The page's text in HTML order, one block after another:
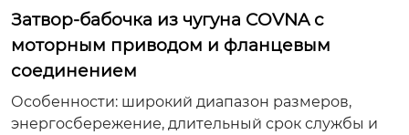
Затвор-бабочка из чугуна COVNA с
моторным приводом и фланцевым
соединением
Особенности: широкий диапазон размеров,
энергосбережение, длительный срок службы и